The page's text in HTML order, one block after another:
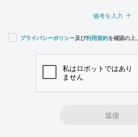
備考を入力
プライバシーポリシー及び利用規約を確認の上
送信